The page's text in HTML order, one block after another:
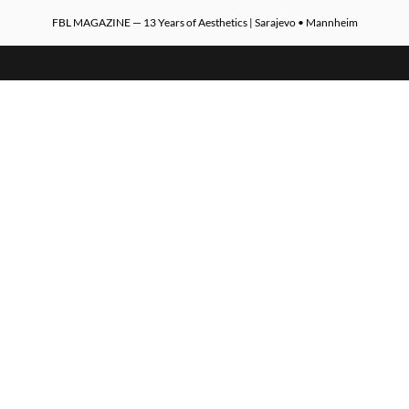
FBL MAGAZINE — 13 Years of Aesthetics | Sarajevo • Mannheim